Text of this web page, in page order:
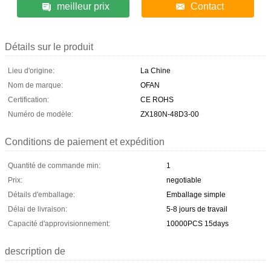
meilleur prix Contact
Détails sur le produit
Lieu d'origine:
La Chine
Nom de marque:
OFAN
Certification:
CE ROHS
Numéro de modèle:
ZX180N-48D3-00
Conditions de paiement et expédition
Quantité de commande min:
1
Prix:
negotiable
Détails d'emballage:
Emballage simple
Délai de livraison:
5-8 jours de travail
Capacité d'approvisionnement:
10000PCS 15days
description de